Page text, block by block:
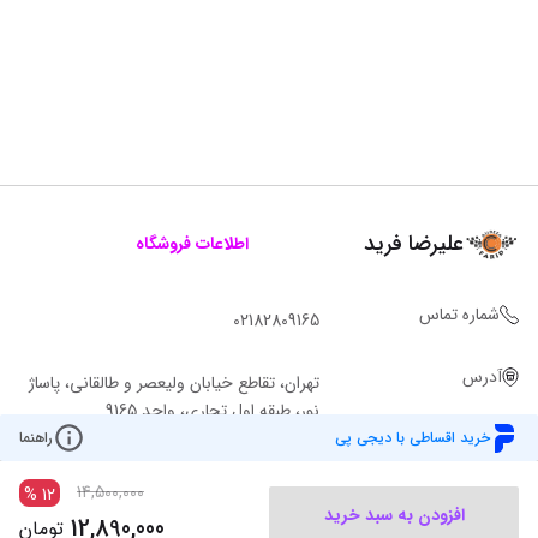
خرید اقساطی با دیجی پی راهنما
افزودن به سبد خرید
14,500,000
12
%
12,890,000 تومان
علیرضا فرید اطلاعات فروشگاه
شماره تماس 02182809165
آدرس
تهران، تقاطع خیابان ولیعصر و طالقانی، پاساژ
نور، طبقه اول تجاری، واحد 9165